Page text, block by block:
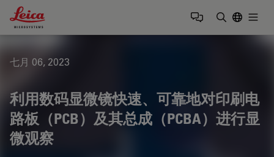
Leica Microsystems Logo
七月 06, 2023
利用数码显微镜快速、可靠地对印刷电
路板（PCB）及其总成（PCBA）进行显
微观察